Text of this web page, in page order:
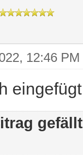
12:46 PM
eingefügt